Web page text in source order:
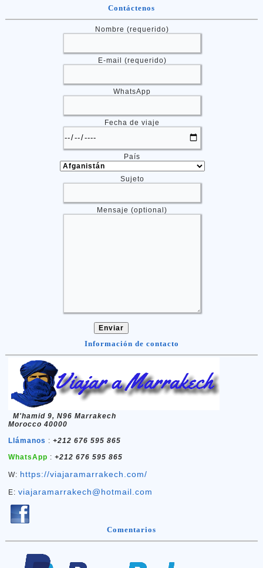
Contáctenos
Nombre (requerido)
E-mail (requerido)
WhatsApp
Fecha de viaje
País
Sujeto
Mensaje (optional)
Información de contacto
M'hamid 9, N96 Marrakech
Morocco 40000
Llámanos :+212 676 595 865
WhatsApp :+212 676 595 865
W: https://viajaramarrakech.com/
E:viajaramarrakech@hotmail.com
Comentarios